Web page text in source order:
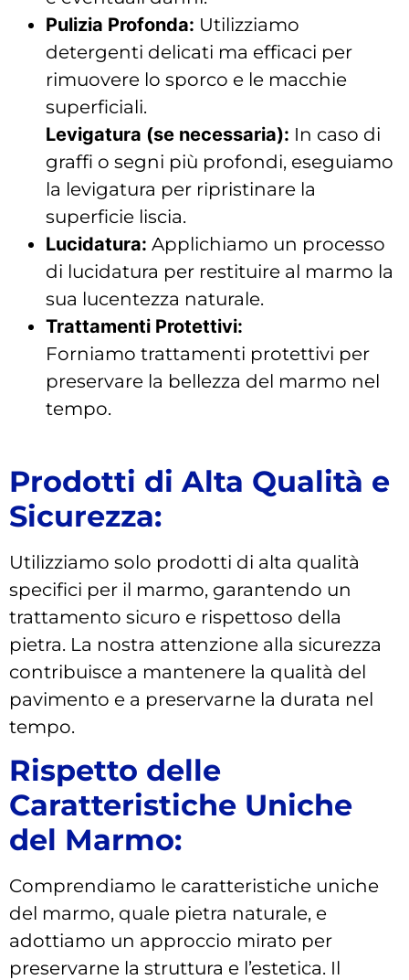
Pulizia Profonda: Utilizziamo
detergenti delicati ma efficaci per
rimuovere lo sporco e le macchie
superficiali.
Levigatura (se necessaria): In caso di
graffi o segni più profondi, eseguiamo
la levigatura per ripristinare la
superficie liscia.
Lucidatura: Applichiamo un processo
di lucidatura per restituire al marmo la
sua lucentezza naturale.
Trattamenti Protettivi:
Forniamo trattamenti protettivi per
preservare la bellezza del marmo nel
tempo.
Prodotti di Alta Qualità e
Sicurezza:
Utilizziamo solo prodotti di alta qualità
specifici per il marmo, garantendo un
trattamento sicuro e rispettoso della
pietra. La nostra attenzione alla sicurezza
contribuisce a mantenere la qualità del
pavimento e a preservarne la durata nel
tempo.
Rispetto delle
Caratteristiche Uniche
del Marmo:
Comprendiamo le caratteristiche uniche
del marmo, quale pietra naturale, e
adottiamo un approccio mirato per
preservarne la struttura e l’estetica. Il